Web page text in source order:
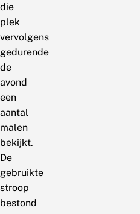
die
plek
vervolgens
gedurende
de
avond
een
aantal
malen
bekijkt.
De
gebruikte
stroop
bestond